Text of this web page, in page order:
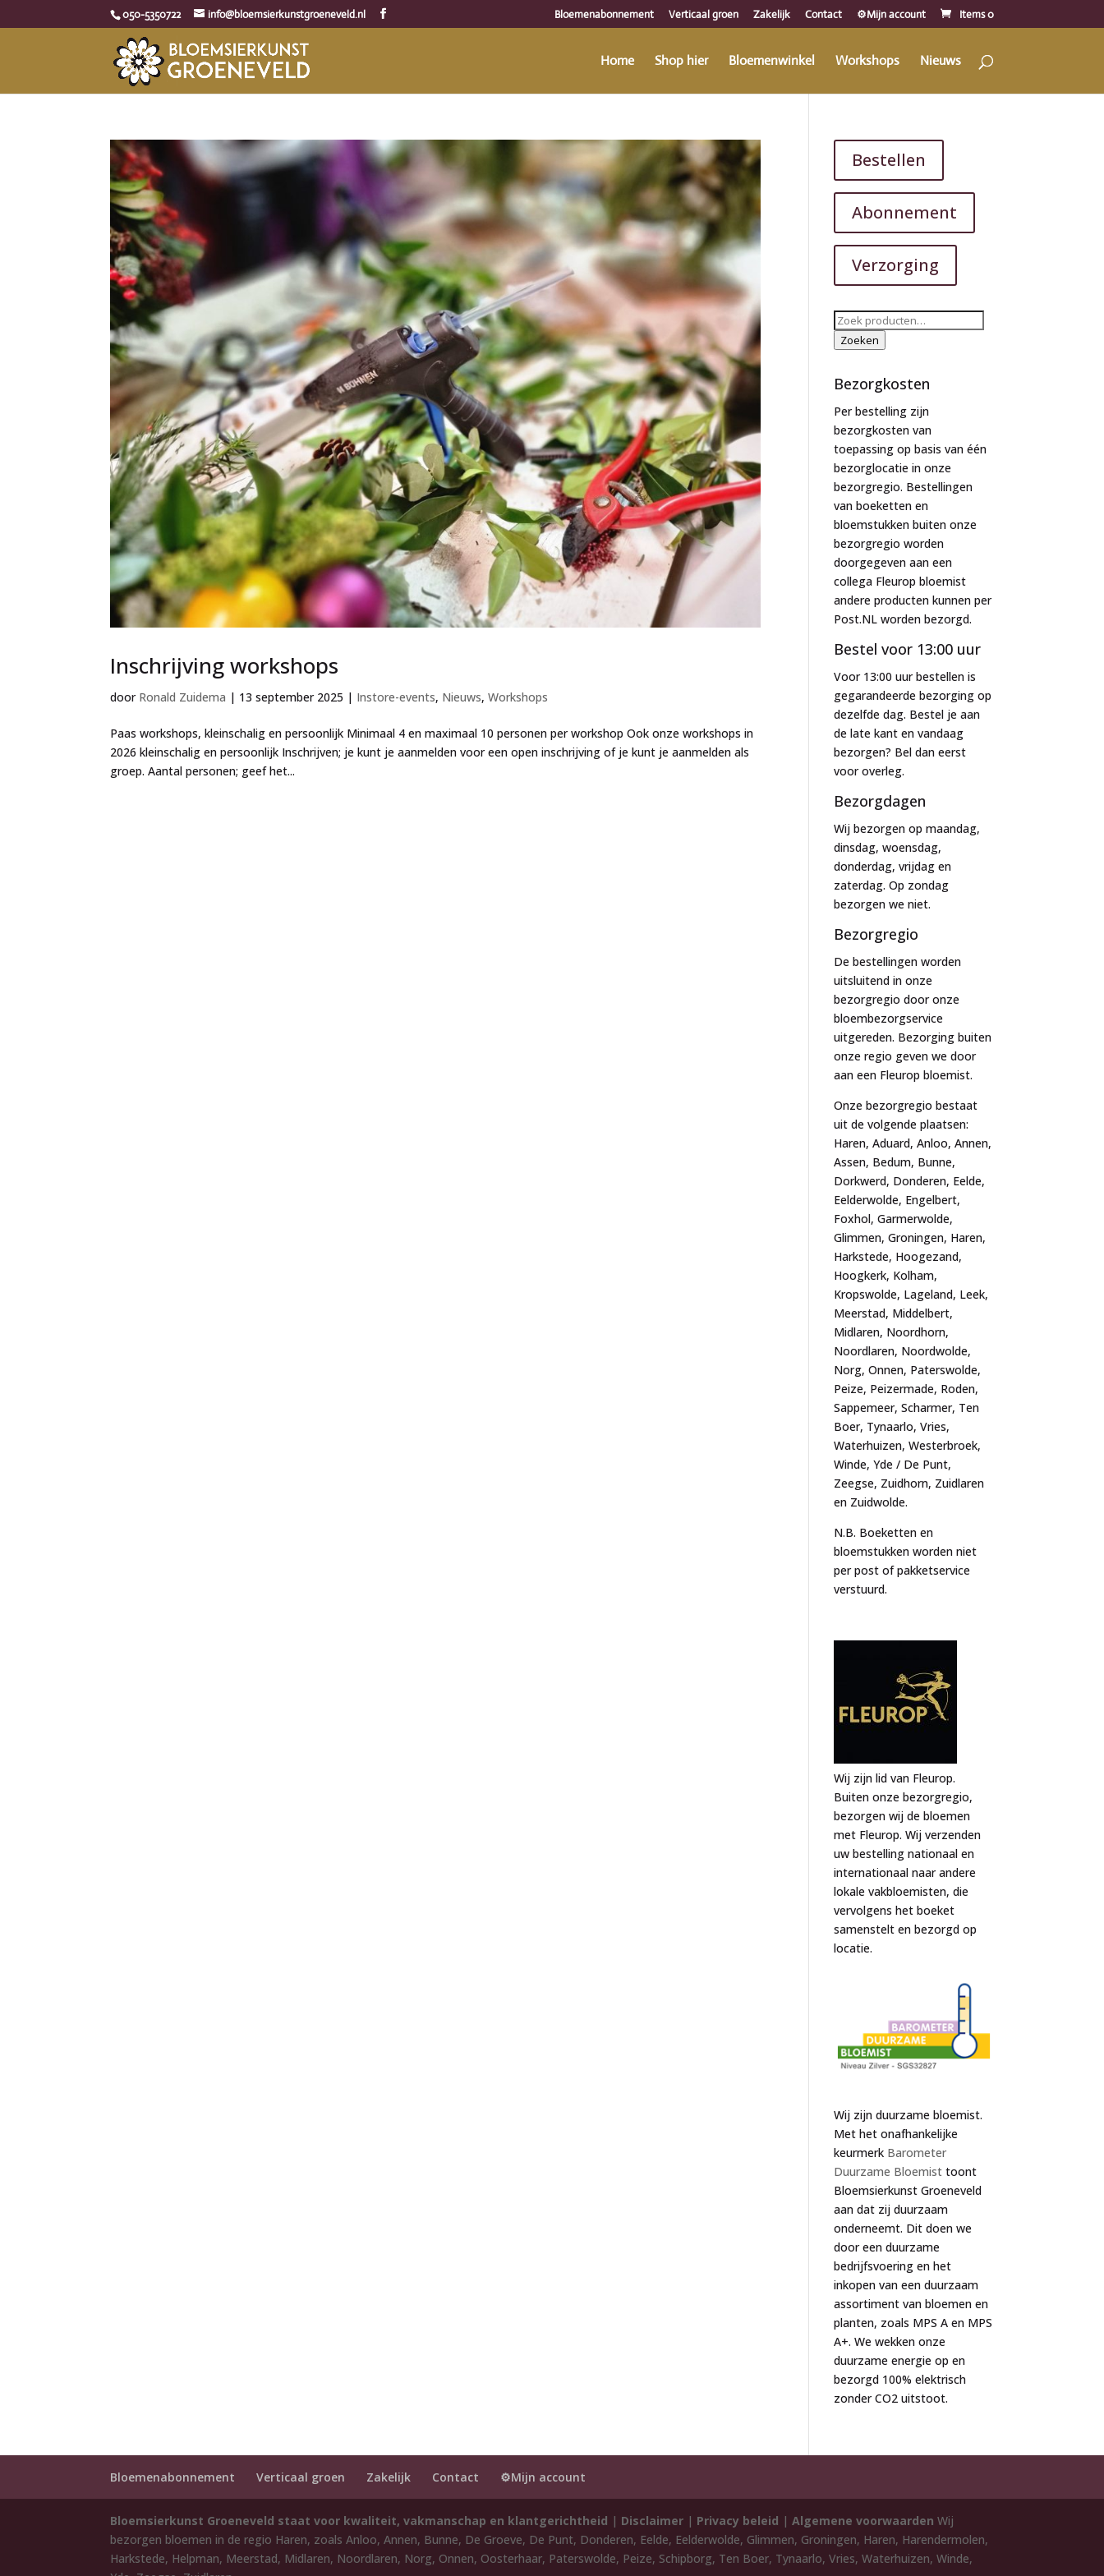
050-5350722 info@bloemsierkunstgroeneveld.nl Bloemenabonnement Verticaal groen Zakelijk Contact ⚙️Mijn account Items 0
Home Shop hier Bloemenwinkel Workshops Nieuws
Inschrijving workshops
door Ronald Zuidema | 13 september 2025 | Instore-events, Nieuws,Workshops
Paas workshops, kleinschalig en persoonlijk Minimaal 4 en maximaal 10 personen per workshop Ook onze workshops in
2026 kleinschalig en persoonlijk Inschrijven; je kunt je aanmelden voor een open inschrijving of je kunt je aanmelden als
groep. Aantal personen; geef het...
Bestellen
Abonnement
Verzorging
Zoeken
naar:
Zoeken
Bezorgkosten
Per bestelling zijn
bezorgkosten van
toepassing op basis van één
bezorglocatie in onze
bezorgregio. Bestellingen
van boeketten en
bloemstukken buiten onze
bezorgregio worden
doorgegeven aan een
collega Fleurop bloemist
andere producten kunnen per
Post.NL worden bezorgd.
Bestel voor 13:00 uur
Voor 13:00 uur bestellen is
gegarandeerde bezorging op
dezelfde dag. Bestel je aan
de late kant en vandaag
bezorgen? Bel dan eerst
voor overleg.
Bezorgdagen
Wij bezorgen op maandag,
dinsdag, woensdag,
donderdag, vrijdag en
zaterdag. Op zondag
bezorgen we niet.
Bezorgregio
De bestellingen worden
uitsluitend in onze
bezorgregio door onze
bloembezorgservice
uitgereden. Bezorging buiten
onze regio geven we door
aan een Fleurop bloemist.
Onze bezorgregio bestaat
uit de volgende plaatsen:
Haren, Aduard, Anloo, Annen,
Assen, Bedum, Bunne,
Dorkwerd, Donderen, Eelde,
Eelderwolde, Engelbert,
Foxhol, Garmerwolde,
Glimmen, Groningen, Haren,
Harkstede, Hoogezand,
Hoogkerk, Kolham,
Kropswolde, Lageland, Leek,
Meerstad, Middelbert,
Midlaren, Noordhorn,
Noordlaren, Noordwolde,
Norg, Onnen, Paterswolde,
Peize, Peizermade, Roden,
Sappemeer, Scharmer, Ten
Boer, Tynaarlo, Vries,
Waterhuizen, Westerbroek,
Winde, Yde / De Punt,
Zeegse, Zuidhorn, Zuidlaren
en Zuidwolde.
N.B. Boeketten en
bloemstukken worden niet
per post of pakketservice
verstuurd.
Wij zijn lid van Fleurop.
Buiten onze bezorgregio,
bezorgen wij de bloemen
met Fleurop. Wij verzenden
uw bestelling nationaal en
internationaal naar andere
lokale vakbloemisten, die
vervolgens het boeket
samenstelt en bezorgd op
locatie.
Wij zijn duurzame bloemist.
Met het onafhankelijke
keurmerk Barometer
Duurzame Bloemist toont
Bloemsierkunst Groeneveld
aan dat zij duurzaam
onderneemt. Dit doen we
door een duurzame
bedrijfsvoering en het
inkopen van een duurzaam
assortiment van bloemen en
planten, zoals MPS A en MPS
A+. We wekken onze
duurzame energie op en
bezorgd 100% elektrisch
zonder CO2 uitstoot.
Bloemenabonnement Verticaal groen Zakelijk Contact ⚙️Mijn account
Bloemsierkunst Groeneveld staat voor kwaliteit, vakmanschap en klantgerichtheid | Disclaimer | Privacy beleid |Algemene voorwaarden Wij
bezorgen bloemen in de regio Haren, zoals Anloo, Annen, Bunne, De Groeve, De Punt, Donderen, Eelde, Eelderwolde, Glimmen, Groningen, Haren, Harendermolen,
Harkstede, Helpman, Meerstad, Midlaren, Noordlaren, Norg, Onnen, Oosterhaar, Paterswolde, Peize, Schipborg, Ten Boer, Tynaarlo, Vries, Waterhuizen, Winde,